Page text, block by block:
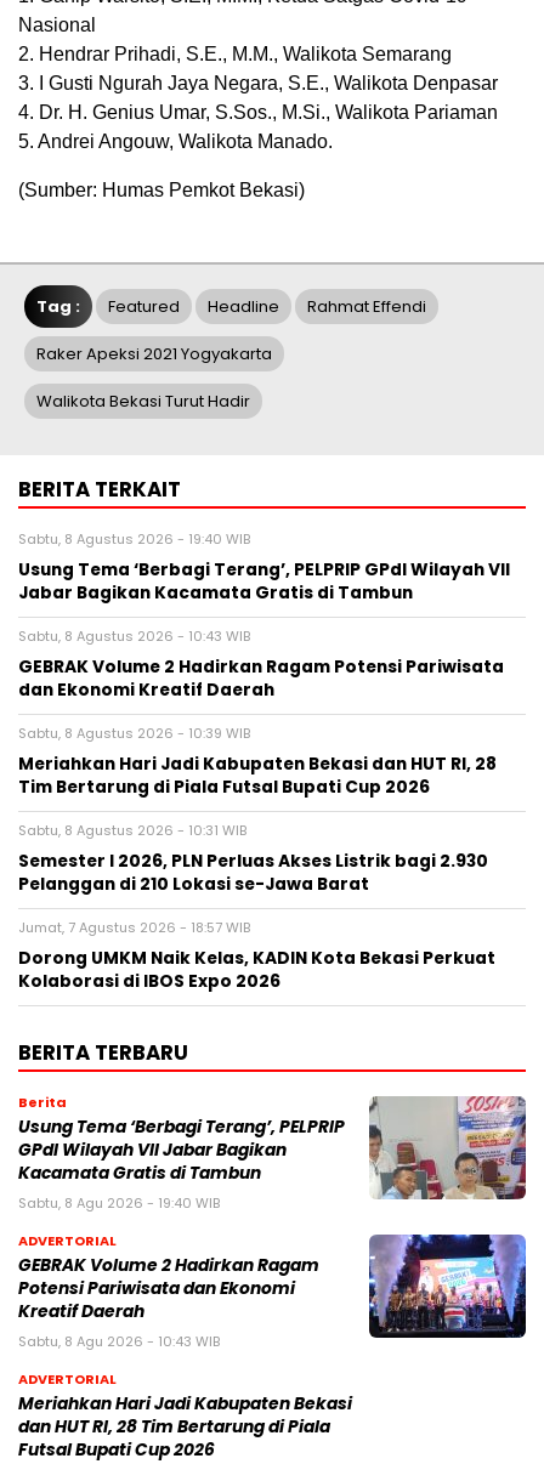
Nasional
2. Hendrar Prihadi, S.E., M.M., Walikota Semarang
3. I Gusti Ngurah Jaya Negara, S.E., Walikota Denpasar
4. Dr. H. Genius Umar, S.Sos., M.Si., Walikota Pariaman
5. Andrei Angouw, Walikota Manado.
(Sumber: Humas Pemkot Bekasi)
Tag : Featured Headline Rahmat Effendi
Raker Apeksi 2021 Yogyakarta
Walikota Bekasi Turut Hadir
BERITA TERKAIT
Sabtu, 8 Agustus 2026 - 19:40 WIB
‎Usung Tema ‘Berbagi Terang’, PELPRIP GPdI Wilayah VII
Jabar Bagikan Kacamata Gratis di Tambun
Sabtu, 8 Agustus 2026 - 10:43 WIB
GEBRAK Volume 2 Hadirkan Ragam Potensi Pariwisata
dan Ekonomi Kreatif Daerah
Sabtu, 8 Agustus 2026 - 10:39 WIB
Meriahkan Hari Jadi Kabupaten Bekasi dan HUT RI, 28
Tim Bertarung di Piala Futsal Bupati Cup 2026
Sabtu, 8 Agustus 2026 - 10:31 WIB
Semester I 2026, PLN Perluas Akses Listrik bagi 2.930
Pelanggan di 210 Lokasi se-Jawa Barat
Jumat, 7 Agustus 2026 - 18:57 WIB
Dorong UMKM Naik Kelas, KADIN Kota Bekasi Perkuat
Kolaborasi di IBOS Expo 2026
BERITA TERBARU
Berita
‎Usung Tema ‘Berbagi Terang’, PELPRIP
GPdI Wilayah VII Jabar Bagikan
Kacamata Gratis di Tambun
Sabtu, 8 Agu 2026 - 19:40 WIB
ADVERTORIAL
GEBRAK Volume 2 Hadirkan Ragam
Potensi Pariwisata dan Ekonomi
Kreatif Daerah
Sabtu, 8 Agu 2026 - 10:43 WIB
ADVERTORIAL
Meriahkan Hari Jadi Kabupaten Bekasi
dan HUT RI, 28 Tim Bertarung di Piala
Futsal Bupati Cup 2026